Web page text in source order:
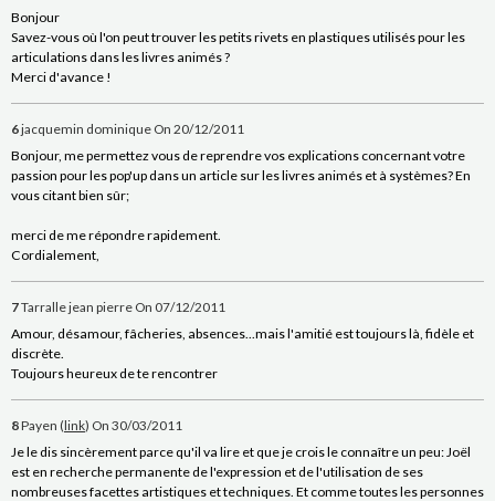
Bonjour
Savez-vous où l'on peut trouver les petits rivets en plastiques utilisés pour les
articulations dans les livres animés ?
Merci d'avance !
6jacquemin dominique On 20/12/2011
Bonjour, me permettez vous de reprendre vos explications concernant votre
passion pour les pop'up dans un article sur les livres animés et à systèmes? En
vous citant bien sûr;
merci de me répondre rapidement.
Cordialement,
7Tarralle jean pierre On 07/12/2011
Amour, désamour, fâcheries, absences...mais l'amitié est toujours là, fidèle et
discrète.
Toujours heureux de te rencontrer
8Payen (link) On 30/03/2011
Je le dis sincèrement parce qu'il va lire et que je crois le connaître un peu: Joël
est en recherche permanente de l'expression et de l'utilisation de ses
nombreuses facettes artistiques et techniques. Et comme toutes les personnes